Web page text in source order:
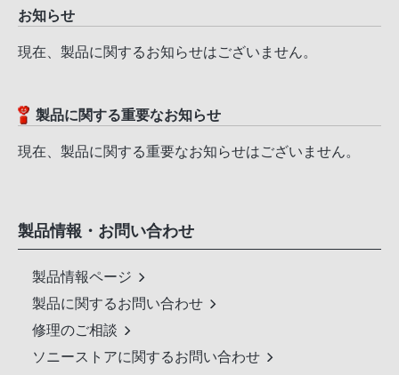
お知らせ
現在、製品に関するお知らせはございません。
製品に関する重要なお知らせ
現在、製品に関する重要なお知らせはございません。
製品情報・ お問い合わせ
製品情報ページ
製品に関するお問い合わせ
修理のご相談
ソニーストアに関するお問い合わせ